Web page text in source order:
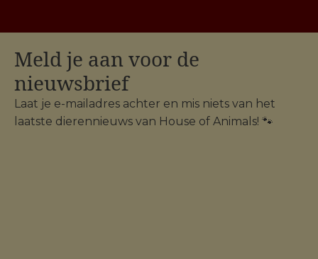
Meld je aan voor de
nieuwsbrief
Laat je e-mailadres achter en mis niets van het
laatste dierennieuws van House of Animals! 🐾